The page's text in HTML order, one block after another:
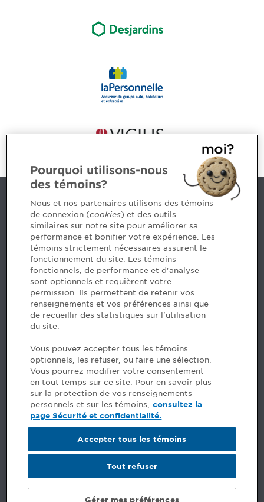
Nous joindre
5, Place Ville Marie, bureau 800, Montréal (Québec)
H3B 2G2
www.cpaquebec.ca
Des questions? Faites appel à notre équipe >
Envie de mettre de l’Ordre dans votre carrière? Voyez
les postes disponibles >
Facebook - Devenir CPA
Instagram
LinkedIn - CPA
LinkedIn - 20 minutes CPA
LinkedIn - Emploi CPA
TikTok
Commentaires
Sécurité et confidentialité
Conditions générales
Pourquoi utilisons-nous
des témoins?
Nous et nos partenaires utilisons des témoins
de connexion (cookies) et des outils
similaires sur notre site pour améliorer sa
performance et bonifier votre expérience. Les
témoins strictement nécessaires assurent le
fonctionnement du site. Les témoins
fonctionnels, de performance et d'analyse
sont optionnels et requièrent votre
permission. Ils permettent de retenir vos
renseignements et vos préférences ainsi que
de recueillir des statistiques sur l'utilisation
du site.
Vous pouvez accepter tous les témoins
optionnels, les refuser, ou faire une sélection.
Vous pourrez modifier votre consentement
en tout temps sur ce site. Pour en savoir plus
sur la protection de vos renseignements
personnels et sur les témoins, consultez la
page Sécurité et confidentialité.
Gérer mes préférences
Tout refuser
Accepter tous les témoins